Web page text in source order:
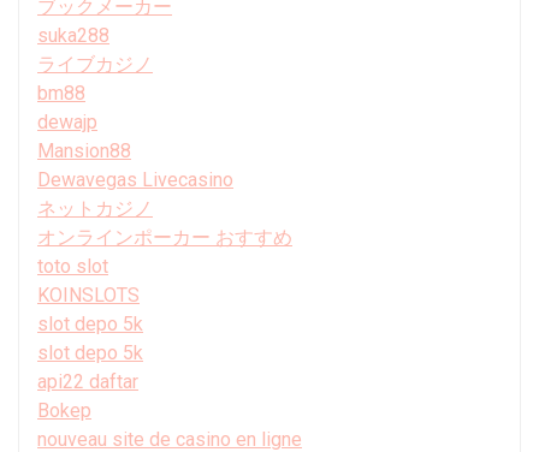
ブックメーカー
suka288
ライブカジノ
bm88
dewajp
Mansion88
Dewavegas Livecasino
ネットカジノ
オンラインポーカー おすすめ
toto slot
KOINSLOTS
slot depo 5k
slot depo 5k
api22 daftar
Bokep
nouveau site de casino en ligne